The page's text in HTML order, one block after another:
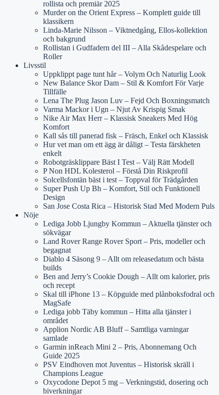
rollista och premiär 2025
Murder on the Orient Express – Komplett guide till
klassikern
Linda-Marie Nilsson – Viktnedgång, Ellos-kollektion
och bakgrund
Rollistan i Gudfadern del III – Alla Skådespelare och
Roller
Livsstil
Uppklippt page tunt hår – Volym Och Naturlig Look
New Balance Skor Dam – Stil & Komfort För Varje
Tillfälle
Lena The Plug Jason Luv – Fejd Och Boxningsmatch
Varma Mackor i Ugn – Njut Av Krispig Smak
Nike Air Max Herr – Klassisk Sneakers Med Hög
Komfort
Kall sås till panerad fisk – Fräsch, Enkel och Klassisk
Hur vet man om ett ägg är dåligt – Testa färskheten
enkelt
Robotgräsklippare Bäst I Test – Välj Rätt Modell
P Non HDL Kolesterol – Förstå Din Riskprofil
Solcellsfontän bäst i test – Toppval för Trädgården
Super Push Up Bh – Komfort, Stil och Funktionell
Design
San Jose Costa Rica – Historisk Stad Med Modern Puls
Nöje
Lediga Jobb Ljungby Kommun – Aktuella tjänster och
sökvägar
Land Rover Range Rover Sport – Pris, modeller och
begagnat
Diablo 4 Säsong 9 – Allt om releasedatum och bästa
builds
Ben and Jerry’s Cookie Dough – Allt om kalorier, pris
och recept
Skal till iPhone 13 – Köpguide med plånboksfodral och
MagSafe
Lediga jobb Täby kommun – Hitta alla tjänster i
området
Applion Nordic AB Bluff – Samtliga varningar
samlade
Garmin inReach Mini 2 – Pris, Abonnemang Och
Guide 2025
PSV Eindhoven mot Juventus – Historisk skräll i
Champions League
Oxycodone Depot 5 mg – Verkningstid, dosering och
biverkningar